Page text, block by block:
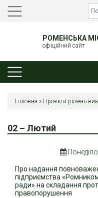
РОМЕНСЬКА
офіційний сайт
Головна » Проєкти рішень
02 – Лютий
Про надання
підприємства
ради» на складання
правопорушення